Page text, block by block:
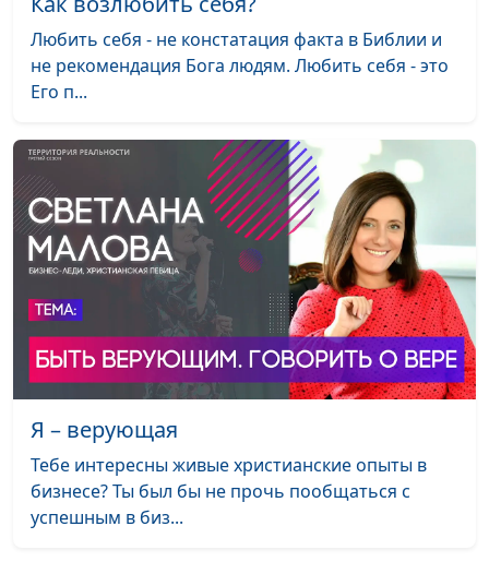
Может ли человек
благословлять?
Юлия Синицына,
Анатолий Тарасюк,
Духовный плод — какой он?
Юлия Синицына,
Анатолий Тарасюк,
священнослужитель
Материальное богатство и
духовное богатство: что у
них общего
Юлия Синицына,
Анатолий Тарасюк,
священнослужитель
Наследник праведности:
почему Ной был спасён, а
другие нет
Юлия Синицына,
Алексей Дедов,
священнослужитель,
С Богом или без Него:
причины всемирного
Юлия Синицына,
Любить себя - не констатация факта в Библии и
не рекомендация Бога людям. Любить себя - это
Его п...
Я – верующая
Тебе интересны живые христианские опыты в
бизнесе? Ты был бы не прочь пообщаться с
успешным в биз...